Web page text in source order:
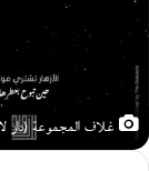
غلاف المجموعة (دار